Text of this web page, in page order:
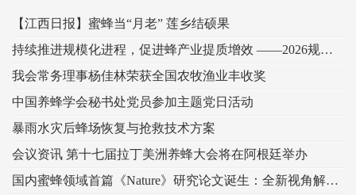
【江西日报】蜜蜂当“月老” 莲乡结硕果
持续推进规模化进程，促进蜂产业提质增效 ——2026规模化蜂业交流观摩会在新疆举行
我会常务理事杨佳林荣获全国农牧渔业丰收奖
中国养蜂学会秘书处党员参加主题党日活动
暴雨水灾后蜂场恢复与抢救技术方案
会议资讯 第十七届拉丁美洲养蜂大会将在阿根廷举办
国内蜜蜂领域首篇《Nature》研究论文诞生：全新视角解读蜂王发育的“建筑密码”